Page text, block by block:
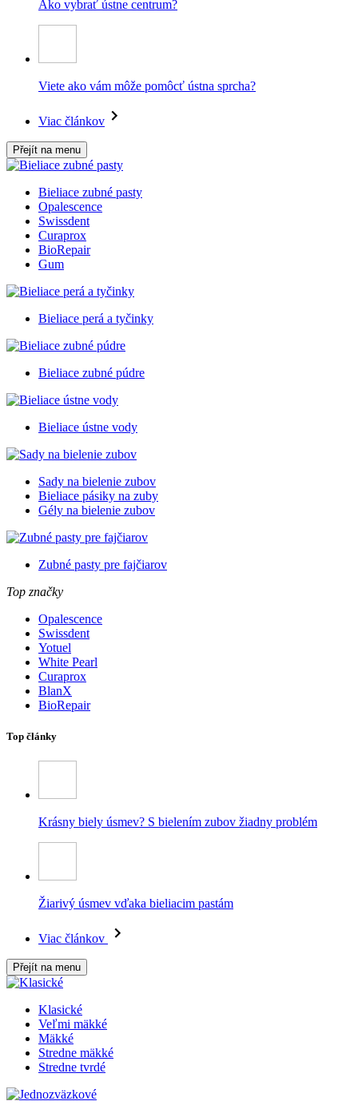
Ako vybrať ústne centrum?
Viete ako vám môže pomôcť ústna sprcha?
Viac článkov
Přejít na menu
Bieliace zubné pasty
Opalescence
Swissdent
Curaprox
BioRepair
Gum
Bieliace perá a tyčinky
Bieliace zubné púdre
Bieliace ústne vody
Sady na bielenie zubov
Bieliace pásiky na zuby
Gély na bielenie zubov
Zubné pasty pre fajčiarov
Top značky
Opalescence
Swissdent
Yotuel
White Pearl
Curaprox
BlanX
BioRepair
Top články
Krásny biely úsmev? S bielením zubov žiadny problém
Žiarivý úsmev vďaka bieliacim pastám
Viac článkov
Přejít na menu
Klasické
Veľmi mäkké
Mäkké
Stredne mäkké
Stredne tvrdé